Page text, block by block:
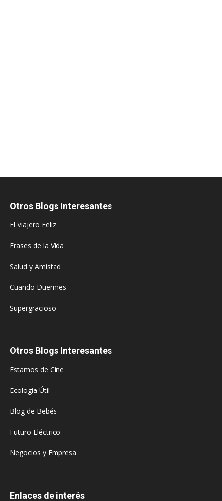
Otros Blogs Interesantes
El Viajero Feliz
Frases de la Vida
Salud y Amistad
Cuando Duermes
Supergracioso
Otros Blogs Interesantes
Estamos de Cine
Ecología Útil
Blog de Bebés
Futuro Eléctrico
Negocios y Empresa
Enlaces de interés